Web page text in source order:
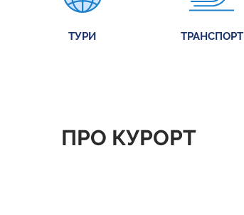
ТУРИ ТРАНСПОРТ
ПРО КУРОРТ